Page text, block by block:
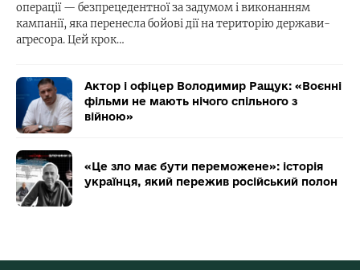
операції — безпрецедентної за задумом і виконанням
кампанії, яка перенесла бойові дії на територію держави-
агресора. Цей крок…
Актор і офіцер Володимир Ращук: «Воєнні
фільми не мають нічого спільного з
війною»
«Це зло має бути переможене»: історія
українця, який пережив російський полон